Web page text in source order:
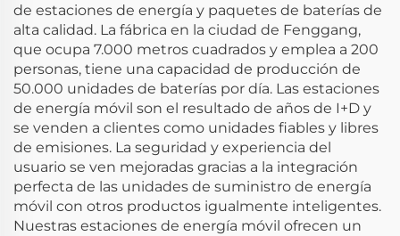
de estaciones de energía y paquetes de baterías de
alta calidad. La fábrica en la ciudad de Fenggang,
que ocupa 7.000 metros cuadrados y emplea a 200
personas, tiene una capacidad de producción de
50.000 unidades de baterías por día. Las estaciones
de energía móvil son el resultado de años de I+D y
se venden a clientes como unidades fiables y libres
de emisiones. La seguridad y experiencia del
usuario se ven mejoradas gracias a la integración
perfecta de las unidades de suministro de energía
móvil con otros productos igualmente inteligentes.
Nuestras estaciones de energía móvil ofrecen un